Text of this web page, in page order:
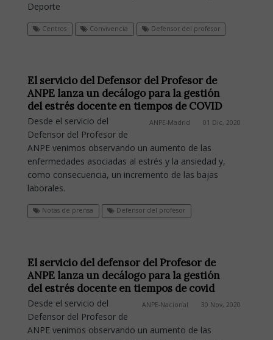
Deporte
Centros Convivencia Defensor del profesor
El servicio del Defensor del Profesor de
ANPE lanza un decálogo para la gestión
del estrés docente en tiempos de COVID
ANPE-Madrid 01 Dic, 2020
Desde el servicio del
Defensor del Profesor de
ANPE venimos observando un aumento de las
enfermedades asociadas al estrés y la ansiedad y,
como consecuencia, un incremento de las bajas
laborales.
Notas de prensa Defensor del profesor
El servicio del defensor del Profesor de
ANPE lanza un decálogo para la gestión
del estrés docente en tiempos de covid
ANPE-Nacional 30 Nov, 2020
Desde el servicio del
Defensor del Profesor de
ANPE venimos observando un aumento de las